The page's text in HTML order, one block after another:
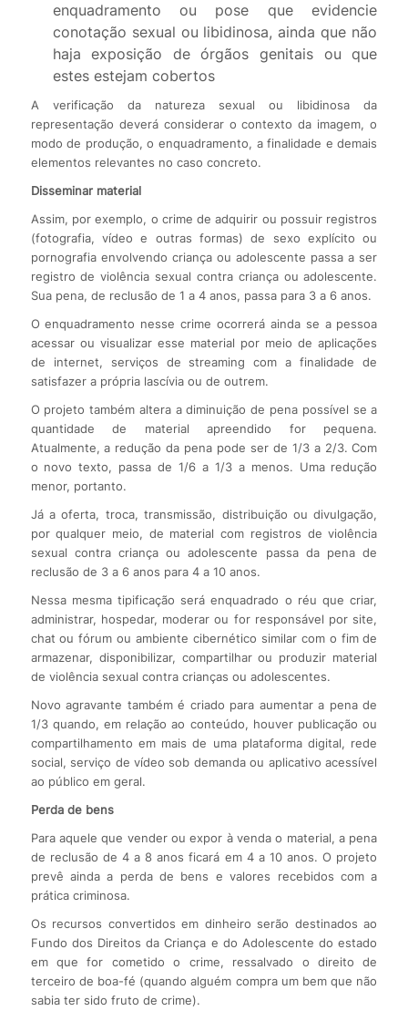
enquadramento ou pose que evidencie
conotação sexual ou libidinosa, ainda que não
haja exposição de órgãos genitais ou que
estes estejam cobertos
A verificação da natureza sexual ou libidinosa da
representação deverá considerar o contexto da imagem, o
modo de produção, o enquadramento, a finalidade e demais
elementos relevantes no caso concreto.
Disseminar material
Assim, por exemplo, o crime de adquirir ou possuir registros
(fotografia, vídeo e outras formas) de sexo explícito ou
pornografia envolvendo criança ou adolescente passa a ser
registro de violência sexual contra criança ou adolescente.
Sua pena, de reclusão de 1 a 4 anos, passa para 3 a 6 anos.
O enquadramento nesse crime ocorrerá ainda se a pessoa
acessar ou visualizar esse material por meio de aplicações
de internet, serviços de streaming com a finalidade de
satisfazer a própria lascívia ou de outrem.
O projeto também altera a diminuição de pena possível se a
quantidade de material apreendido for pequena.
Atualmente, a redução da pena pode ser de 1/3 a 2/3. Com
o novo texto, passa de 1/6 a 1/3 a menos. Uma redução
menor, portanto.
Já a oferta, troca, transmissão, distribuição ou divulgação,
por qualquer meio, de material com registros de violência
sexual contra criança ou adolescente passa da pena de
reclusão de 3 a 6 anos para 4 a 10 anos.
Nessa mesma tipificação será enquadrado o réu que criar,
administrar, hospedar, moderar ou for responsável por site,
chat ou fórum ou ambiente cibernético similar com o fim de
armazenar, disponibilizar, compartilhar ou produzir material
de violência sexual contra crianças ou adolescentes.
Novo agravante também é criado para aumentar a pena de
1/3 quando, em relação ao conteúdo, houver publicação ou
compartilhamento em mais de uma plataforma digital, rede
social, serviço de vídeo sob demanda ou aplicativo acessível
ao público em geral.
Perda de bens
Para aquele que vender ou expor à venda o material, a pena
de reclusão de 4 a 8 anos ficará em 4 a 10 anos. O projeto
prevê ainda a perda de bens e valores recebidos com a
prática criminosa.
Os recursos convertidos em dinheiro serão destinados ao
Fundo dos Direitos da Criança e do Adolescente do estado
em que for cometido o crime, ressalvado o direito de
terceiro de boa-fé (quando alguém compra um bem que não
sabia ter sido fruto de crime).